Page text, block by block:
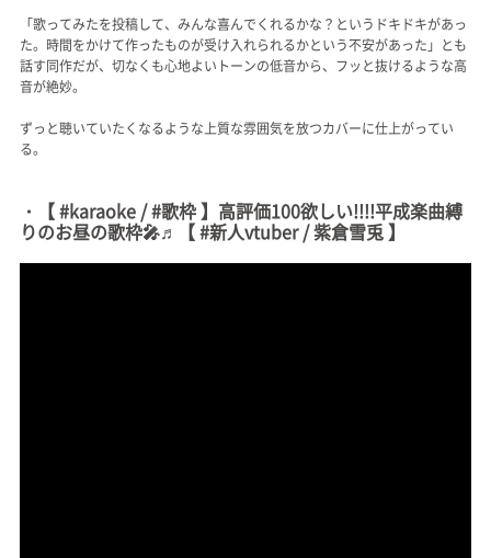
「歌ってみたを投稿して、みんな喜んでくれるかな？というドキドキがあっ
た。時間をかけて作ったものが受け入れられるかという不安があった」とも
話す同作だが、切なくも心地よいトーンの低音から、フッと抜けるような高
音が絶妙。
ずっと聴いていたくなるような上質な雰囲気を放つカバーに仕上がってい
る。
・【 #karaoke / #歌枠 】高評価100欲しい!!!!平成楽曲縛
りのお昼の歌枠🎤♬【 #新人vtuber / 紫倉雪兎 】